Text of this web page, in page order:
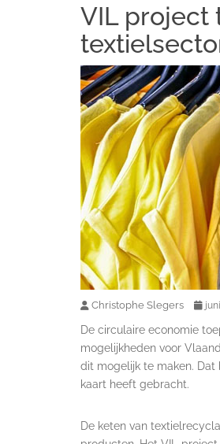
VIL project
Christophe Slegers
De circulaire economie
mogelijkheden voor
dit mogelijk te maken.
kaart heeft gebracht.
De keten van